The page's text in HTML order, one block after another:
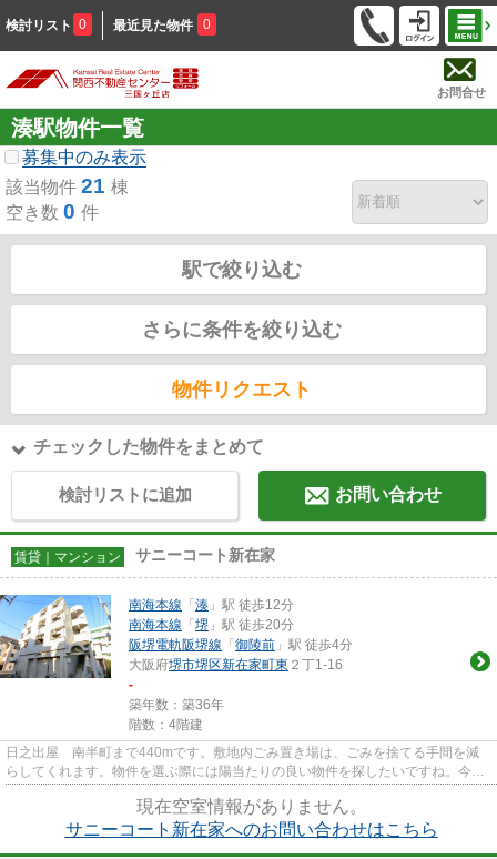
検討リスト 0 最近見た物件 0
お問合せ
湊駅物件一覧
募集中のみ表示
該当物件 21 棟
空き数 0 件
駅で絞り込む
さらに条件を絞り込む
物件リクエスト
チェックした物件をまとめて
検討リストに追加 お問い合わせ
賃貸｜マンション サニーコート新在家
南海本線 「 湊 」駅 徒歩12分
南海本線 「 堺 」駅 徒歩20分
阪堺電軌阪堺線 「 御陵前 」駅 徒歩4分
大阪府堺市堺区新在家町東 ２丁1-16
-
築年数：築36年
階数：4階建
日之出屋 南半町まで440mです。敷地内ごみ置き場は、ごみを捨てる手間を減
らしてくれます。物件を選ぶ際には陽当たりの良い物件を探したいですね。今回
現在空室情報がありません。
サニーコート新在家へのお問い合わせはこちら